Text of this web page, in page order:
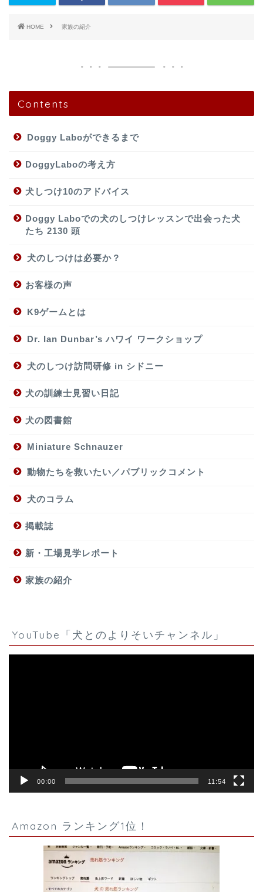
HOME 家族の紹介
Contents
Doggy Laboができるまで
DoggyLaboの考え方
犬しつけ10のアドバイス
Doggy Laboでの犬のしつけレッスンで出会った犬
たち 2130 頭
犬のしつけは必要か？
お客様の声
K9ゲームとは
Dr. Ian Dunbar’s ハワイ ワークショップ
犬のしつけ訪問研修 in シドニー
犬の訓練士見習い日記
犬の図書館
Miniature Schnauzer
動物たちを救いたい／パブリックコメント
犬のコラム
掲載誌
新・工場見学レポート
家族の紹介
YouTube「犬とのよりそいチャンネル」
00:00 11:54
Amazon ランキング1位！